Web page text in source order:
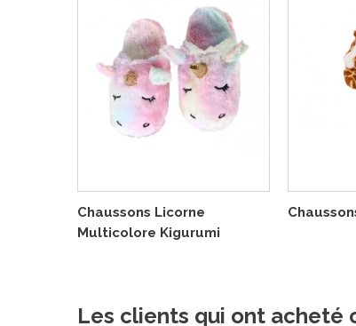
Chaussons Licorne
Multicolore Kigurumi
Les clients qui ont acheté